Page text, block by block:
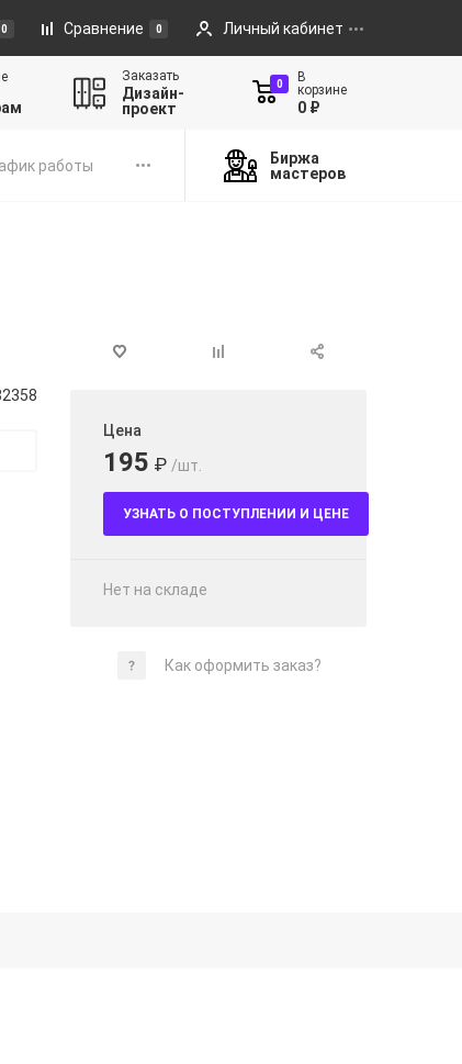
0 Сравнение 0 Личный кабинет
Заказать
Дизайн-
проект
0
В
корзине
0 ₽
работы
Биржа
мастеров
Цена
195 ₽ /шт.
УЗНАТЬ О ПОСТУПЛЕНИИ И ЦЕНЕ
Нет на складе
Как оформить заказ?